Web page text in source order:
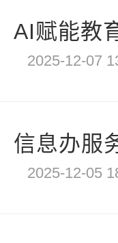
AI赋能教
2025-12-07
信息办服
2025-12-05